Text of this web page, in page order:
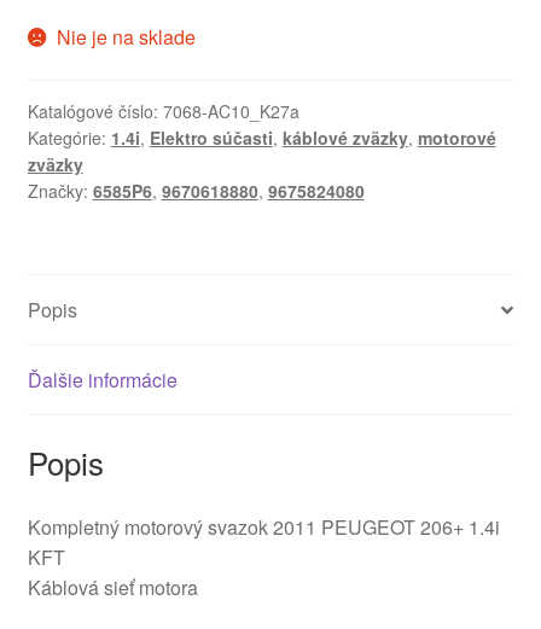
Nie je na sklade
Katalógové číslo: 7068-AC10_K27a
Kategórie: 1.4i, Elektro súčasti, káblové zväzky, motorové
zväzky
Značky: 6585P6, 9670618880, 9675824080
Popis
Ďalšie informácie
Popis
Kompletný motorový svazok 2011 PEUGEOT 206+ 1.4i
KFT
Káblová sieť motora